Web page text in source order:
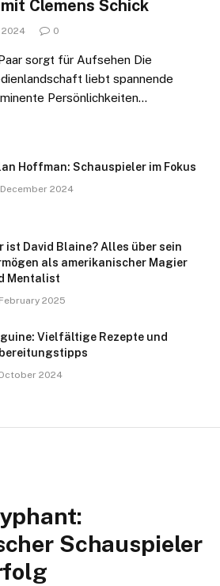
Clemens Schick
0
sorgt für Aufsehen Die
liebt spannende
Persönlichkeiten…
Hoffman: Schauspieler im Fokus
2024
ist David Blaine? Alles über sein
als amerikanischer Magier
Mentalist
2025
Vielfältige Rezepte und
2024
Schauspieler